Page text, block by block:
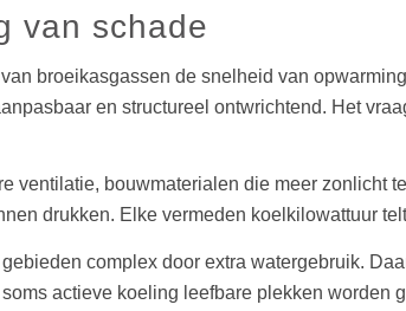
van schade
broeikasgassen de snelheid van
en structureel ontwrichtend. Het
ventilatie, bouwmaterialen die meer zonlicht
drukken. Elke vermeden koelkilowattuur
complex door extra watergebruik.
actieve koeling leefbare plekken